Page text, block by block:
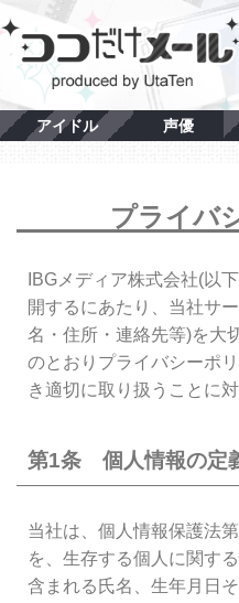
アイドル 声優
プライバ
IBGメディア株式会社(以
開するにあたり、当社サ
名・住所・連絡先等)を大
のとおりプライバシーポ
き適切に取り扱うことに
第1条 個人情報の定
当社は、個人情報保護法
を、生存する個人に関す
含まれる氏名、生年月日